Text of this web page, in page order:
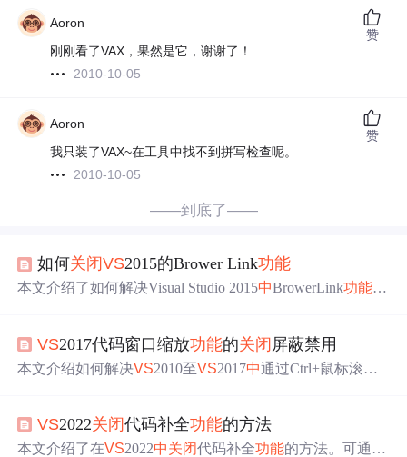
Aoron
刚刚看了VAX，果然是它，谢谢了！
2010-10-05
赞
Aoron
我只装了VAX~在工具中找不到拼写检查呢。
2010-10-05
赞
——到底了——
如何关闭VS2015的Brower Link功能
本文介绍了如何解决Visual Studio 2015中BrowerLink功能频
的请求。
VS2017代码窗口缩放功能的关闭屏蔽禁用
本文介绍如何解决VS2010至VS2017中通过Ctrl+鼠标滚轮
经修改后支持VS2010至2017的插件。
VS2022关闭代码补全功能的方法
本文介绍了在VS2022中关闭代码补全功能的方法。可通过